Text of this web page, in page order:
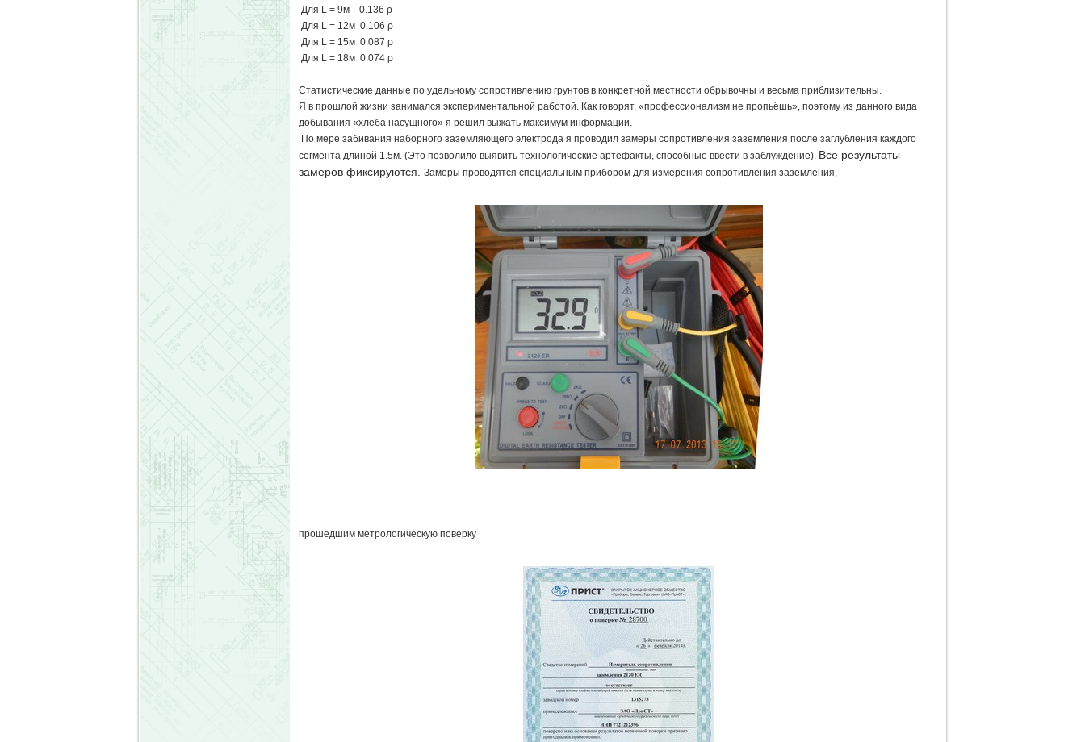
Для L = 9м 0.136 ρ
Для L = 12м 0.106 ρ
Для L = 15м 0.087 ρ
Для L = 18м 0.074 ρ
Статистические данные по удельному сопротивлению грунтов в конкретной местности обрывочны и весьма приблизительны.
Я в прошлой жизни занимался экспериментальной работой. Как говорят, «профессионализм не пропьёшь», поэтому из данного вида
добывания «хлеба насущного» я решил выжать максимум информации.
По мере забивания наборного заземляющего электрода я проводил замеры сопротивления заземления после заглубления каждого
сегмента длиной 1.5м. (Это позволило выявить технологические артефакты, способные ввести в заблуждение). Все результаты
замеров фиксируются. Замеры проводятся специальным прибором для измерения сопротивления заземления,
прошедшим метрологическую поверку